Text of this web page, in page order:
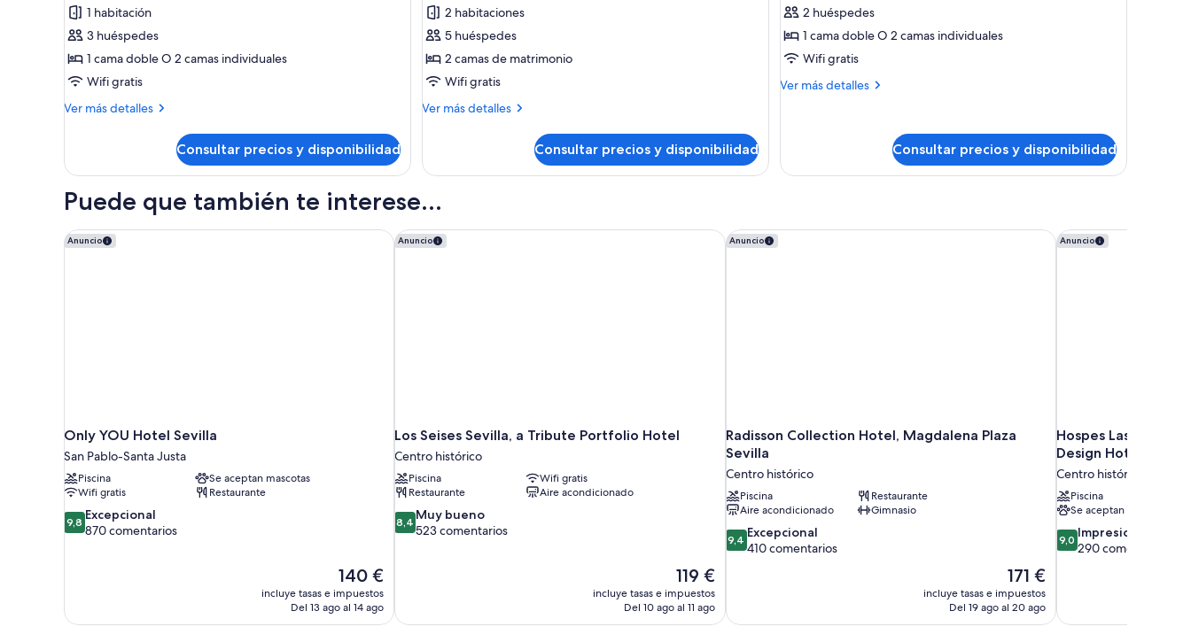
Suite
Views
1 habitación
3 huéspedes
1 cama doble O 2 camas individuales
Wifi gratis
Ver más detalles
Más
Suite
Consultar precios y disponibilidad
Views
2 habitaciones
5 huéspedes
2 camas de matrimonio
Wifi gratis
Ver más detalles
Más
Views
Consultar precios y disponibilidad
superior
2 huéspedes
1 cama doble O 2 camas individuales
Wifi gratis
Ver más detalles
Más
Consultar precios y disponibilidad
Puede que también te interese...
Anuncio
Only YOU Hotel Sevilla
San Pablo-Santa Justa
Piscina
Se aceptan mascotas
Wifi gratis
Restaurante
9.8
sobre
9,8 Excepcional
870 comentarios
El
precio
actual
140 €
incluye tasas e impuestos
Del 13 ago al 14 ago
Only YOU Hotel Sevilla Anuncio
Los Seises Sevilla, a Tribute Portfolio Hotel
Centro histórico
Piscina
Wifi gratis
Restaurante
Aire acondicionado
8.4
sobre
8,4 Muy bueno
523 comentarios
El
precio
actual
119 €
incluye tasas e impuestos
Del 10 ago al 11 ago
Los Seises Sevilla, a Tribute Portfolio Hotel Anuncio
Radisson Collection Hotel, Magdalena Plaza
Sevilla
Centro histórico
Piscina
Restaurante
Aire acondicionado
Gimnasio
9.4
sobre
9,4 Excepcional
410 comentarios
El
precio
actual
171 €
incluye tasas e impuestos
Del 19 ago al 20 ago
Radisson Collection Hotel, Magdalena Plaza Sevilla Anuncio
Hospes Las Casas
Design Hotels
Centro histórico
Piscina
Se aceptan mascotas
9.0
sobre
9,0 Impresionante
290 comentarios
Hospes Las Casas